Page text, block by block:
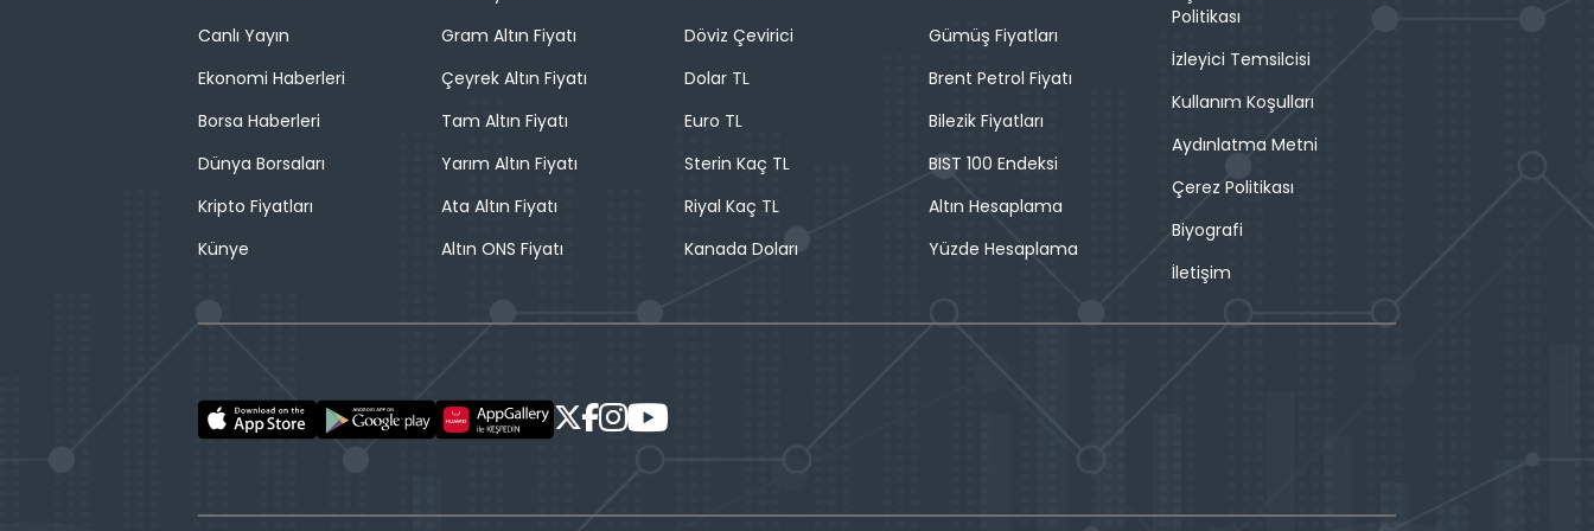
Canlı Yayın
Ekonomi Haberleri
Borsa Haberleri
Dünya Borsaları
Kripto Fiyatları
Künye
Gram Altın Fiyatı
Çeyrek Altın Fiyatı
Tam Altın Fiyatı
Yarım Altın Fiyatı
Ata Altın Fiyatı
Altın ONS Fiyatı
Döviz Çevirici
Dolar TL
Euro TL
Sterin Kaç TL
Riyal Kaç TL
Kanada Doları
Gümüş Fiyatları
Brent Petrol Fiyatı
Bilezik Fiyatları
BIST 100 Endeksi
Altın Hesaplama
Yüzde Hesaplama
Politikası
İzleyici Temsilcisi
Kullanım Koşulları
Aydınlatma Metni
Çerez Politikası
Biyografi
İletişim